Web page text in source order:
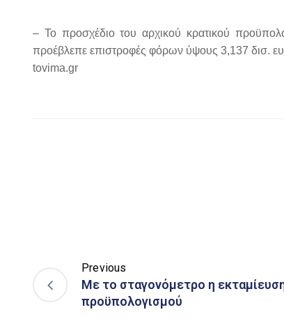
– Το προσχέδιο του αρχικού κρατικού
προέβλεπε επιστροφές φόρων ύψους 3,137 δισ.
tovima.gr
Previous
Με το σταγονόμετρο η
προϋπολογισμού